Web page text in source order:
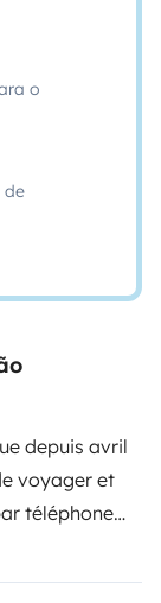
o
de
depuis avril
voyager et
téléphone
vite .